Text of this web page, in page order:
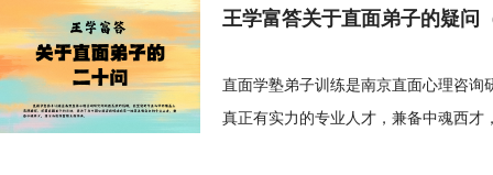
王学富答关于直面弟子的疑问
直面学塾弟子训练是南京直面心理咨
真正有实力的专业人才，兼备中魂西才